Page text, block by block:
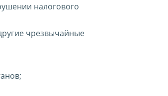
налогового
чрезвычайные